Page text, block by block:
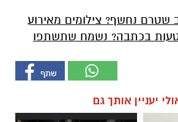
שטרם נחשף? צילומים מאירוע
בכתבה? נשמח שתשתפו
יעניין אותך גם